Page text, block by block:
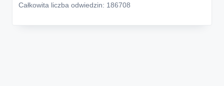
Całkowita liczba odwiedzin: 186708